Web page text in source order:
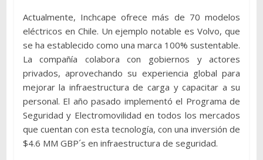
Actualmente, Inchcape ofrece más de 70 modelos
eléctricos en Chile. Un ejemplo notable es Volvo, que
se ha establecido como una marca 100% sustentable.
La compañía colabora con gobiernos y actores
privados, aprovechando su experiencia global para
mejorar la infraestructura de carga y capacitar a su
personal. El año pasado implementó el Programa de
Seguridad y Electromovilidad en todos los mercados
que cuentan con esta tecnología, con una inversión de
$4.6 MM GBP´s en infraestructura de seguridad.